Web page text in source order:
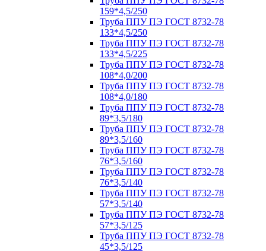
159*4,5/250
Труба ППУ ПЭ ГОСТ 8732-78
133*4,5/250
Труба ППУ ПЭ ГОСТ 8732-78
133*4,5/225
Труба ППУ ПЭ ГОСТ 8732-78
108*4,0/200
Труба ППУ ПЭ ГОСТ 8732-78
108*4,0/180
Труба ППУ ПЭ ГОСТ 8732-78
89*3,5/180
Труба ППУ ПЭ ГОСТ 8732-78
89*3,5/160
Труба ППУ ПЭ ГОСТ 8732-78
76*3,5/160
Труба ППУ ПЭ ГОСТ 8732-78
76*3,5/140
Труба ППУ ПЭ ГОСТ 8732-78
57*3,5/140
Труба ППУ ПЭ ГОСТ 8732-78
57*3,5/125
Труба ППУ ПЭ ГОСТ 8732-78
45*3,5/125